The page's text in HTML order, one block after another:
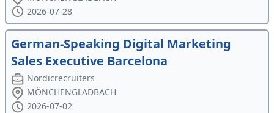
2026-07-28
German-Speaking Digital Marketing
Sales Executive Barcelona
Nordicrecruiters
MÖNCHENGLADBACH
2026-07-02